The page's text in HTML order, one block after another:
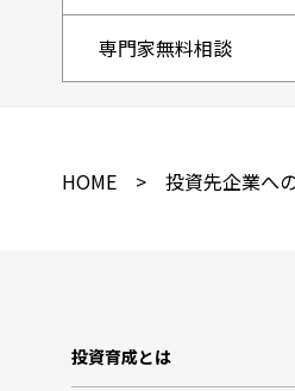
専門家無料相談
HOME > 投資先企業へ
投資育成とは